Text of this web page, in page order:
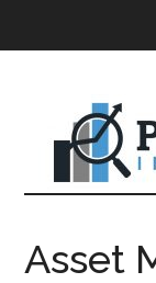
Asset